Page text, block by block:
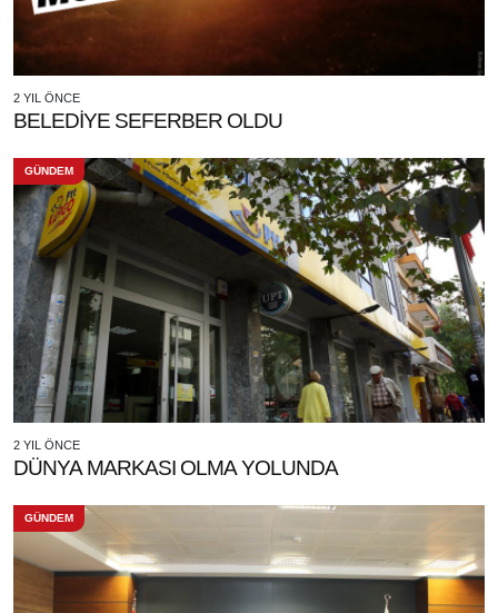
2 YIL ÖNCE
BELEDİYE SEFERBER OLDU
GÜNDEM
2 YIL ÖNCE
DÜNYA MARKASI OLMA YOLUNDA
GÜNDEM